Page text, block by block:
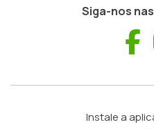
Siga-nos
Instale a